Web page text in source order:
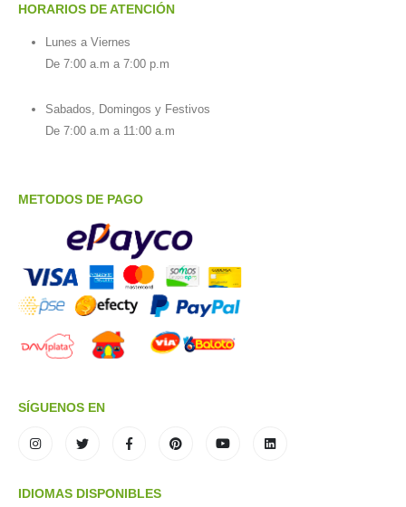
HORARIOS DE ATENCIÓN
Lunes a Viernes
De 7:00 a.m a 7:00 p.m
Sabados, Domingos y Festivos
De 7:00 a.m a 11:00 a.m
METODOS DE PAGO
SÍGUENOS EN
IDIOMAS DISPONIBLES